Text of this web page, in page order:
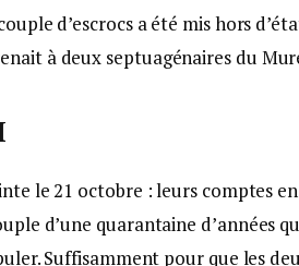
d’escrocs a été mis hors
à deux septuagénaires du
le 21 octobre : leurs comptes
d’une quarantaine d’années
Suffisamment pour que les